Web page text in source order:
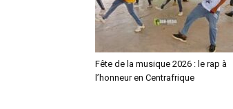
Fête de la musique 2026 : le rap à
l’honneur en Centrafrique